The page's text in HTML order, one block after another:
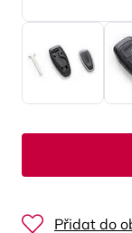
Přidat do